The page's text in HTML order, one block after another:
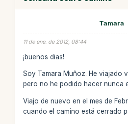
Tamara
11 de ene. de 2012, 08:44
¡buenos dias!
Soy Tamara Muñoz. He viajado
pero no he podido hacer nunca
Viajo de nuevo en el mes de
cuando el camino está cerrado